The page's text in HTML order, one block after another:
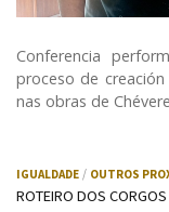
Conferencia
proceso de
nas obras de
IGUALDADE OUTROS
ROTEIRO DOS